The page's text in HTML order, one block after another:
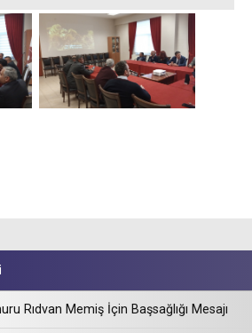
Rıdvan Memiş İçin Başsağlığı Mesajı